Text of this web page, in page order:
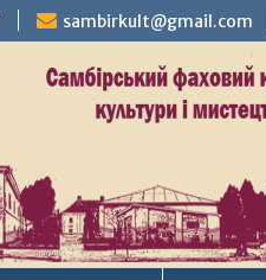
sambirkult@gmail.com